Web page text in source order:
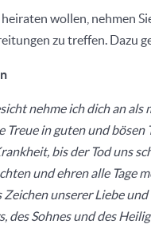
wollen, nehmen
zu treffen. Dazu
nehme ich dich an als
Treue in guten und bösen
bis der Tod uns
und ehren alle Tage
Zeichen unserer Liebe und
des Sohnes und des